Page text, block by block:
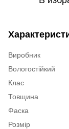
Виробник
Вологостійкий
Клас
Товщина
Фаска
Розмір